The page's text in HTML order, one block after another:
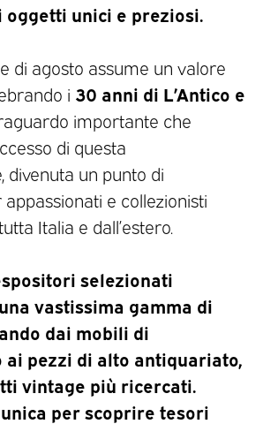
oggetti unici e preziosi.
di agosto assume un valore
i 30 anni di L’Antico e
importante che
di questa
divenuta un punto di
e collezionisti
Italia e dall’estero.
selezionati
vastissima gamma di
dai mobili di
pezzi di alto antiquariato,
vintage più ricercati.
unica per scoprire tesori